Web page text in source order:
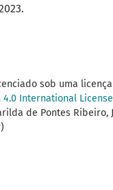
sob uma licença
International License
de Pontes Ribeiro,